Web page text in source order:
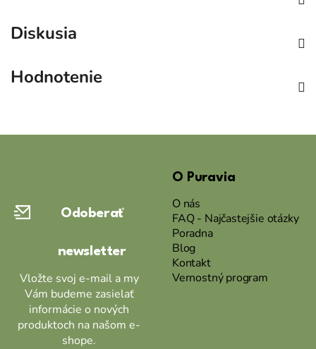
Diskusia
Hodnotenie
Odoberať
newsletter
Vložte svoj e-mail a my
Vám budeme zasielať
informácie o nových
produktoch na našom e-
shope.
O Puravia
O nás
FAQ - Najčastejšie otázky
Poradna
Blog
Kontakt
Vernostný program